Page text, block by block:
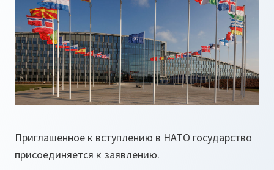
Приглашенное к вступлению в НАТО государство
присоединяется к заявлению.